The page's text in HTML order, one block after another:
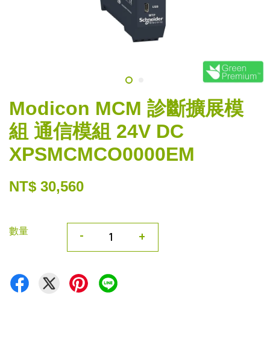
Modicon MCM 診斷擴展模
組 通信模組 24V DC
XPSMCMCO0000EM
NT$ 30,560
數量 - +